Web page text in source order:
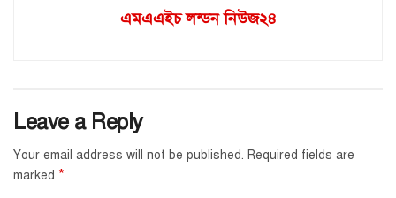
এমএএইচ লন্ডন নিউজ২৪
Leave a Reply
Your email address will not be published. Required fields are
marked *